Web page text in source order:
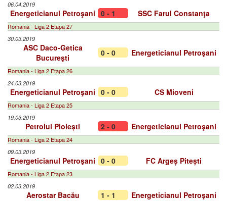
06.04.2019
Energeticianul Petroşani 0 - 1 SSC Farul Constanţa
Romania - Liga 2 Etapa 27
30.03.2019
ASC Daco-Getica
Bucureşti
0 - 0 Energeticianul Petroşani
Romania - Liga 2 Etapa 26
24.03.2019
Energeticianul Petroşani 0 - 0 CS Mioveni
Romania - Liga 2 Etapa 25
19.03.2019
Petrolul Ploiești 2 - 0 Energeticianul Petroşani
Romania - Liga 2 Etapa 24
09.03.2019
Energeticianul Petroşani 0 - 0 FC Argeș Pitești
Romania - Liga 2 Etapa 23
02.03.2019
Aerostar Bacău 1 - 1 Energeticianul Petroşani